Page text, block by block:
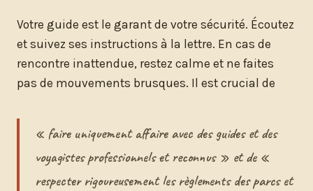
Votre guide est le garant de votre sécurité. Écoutez
et suivez ses instructions à la lettre. En cas de
rencontre inattendue, restez calme et ne faites
pas de mouvements brusques. Il est crucial de
« faire uniquement affaire avec des guides et des
voyagistes professionnels et reconnus » et de «
respecter rigoureusement les règlements des parcs et